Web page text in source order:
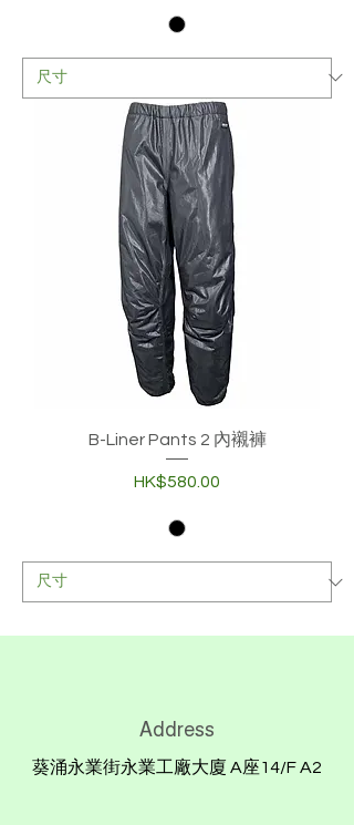
B-Liner Pants 2 內襯褲
價格
HK$580.00
Address
葵涌永業街永業工廠大廈 A座14/F A2